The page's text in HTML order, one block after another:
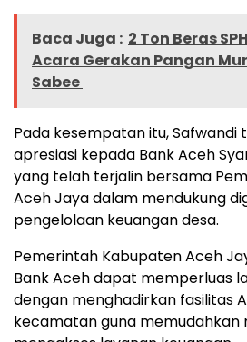
Baca Juga : 2 Ton Beras
Acara Gerakan Pangan
Sabee
Pada kesempatan itu,
apresiasi kepada Bank Aceh
yang telah terjalin bersama
Aceh Jaya dalam mendukung
pengelolaan keuangan desa.
Pemerintah Kabupaten Aceh
Bank Aceh dapat memperluas
dengan menghadirkan fasilitas
kecamatan guna